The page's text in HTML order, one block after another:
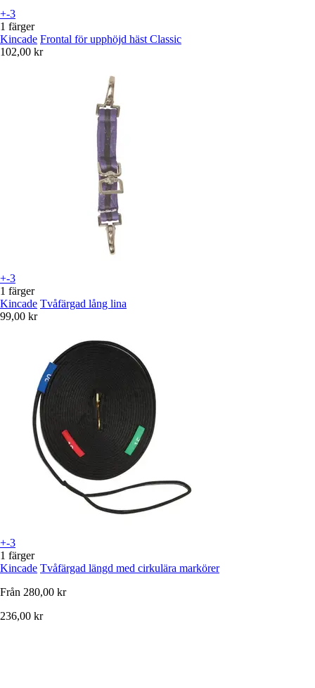
+-3
1 färger
Kincade Frontal för upphöjd häst Classic
102,00 kr
+-3
1 färger
Kincade Tvåfärgad lång lina
99,00 kr
+-3
1 färger
Kincade Tvåfärgad längd med cirkulära markörer
Från 280,00 kr
236,00 kr